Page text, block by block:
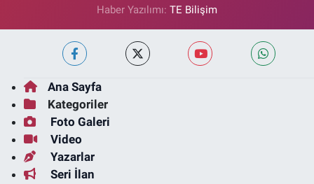
Haber Yazılımı: TE Bilişim
Ana Sayfa
Kategoriler
Foto Galeri
Video
Yazarlar
Seri İlan